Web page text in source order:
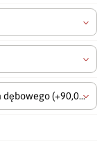
dębowego(+90,00 zł)